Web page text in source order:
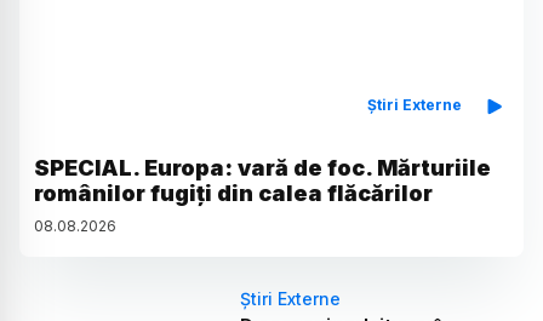
Știri Externe
SPECIAL. Europa: vară de foc. Mărturiile
românilor fugiți din calea flăcărilor
08.08.2026
Știri Externe